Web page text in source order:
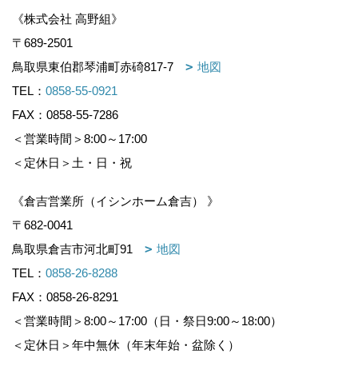
《株式会社 高野組》
〒689-2501
鳥取県東伯郡琴浦町赤碕817-7
地図
TEL： 0858-55-0921
FAX：0858-55-7286
＜営業時間＞8:00～17:00
＜定休日＞土・日・祝
《倉吉営業所（イシンホーム倉吉） 》
〒682-0041
鳥取県倉吉市河北町91
地図
TEL： 0858-26-8288
FAX：0858-26-8291
＜営業時間＞8:00～17:00（日・祭日9:00～18:00）
＜定休日＞年中無休（年末年始・盆除く）